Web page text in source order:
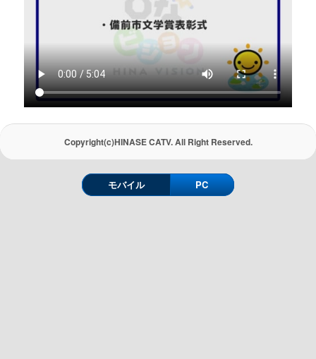
Copyright(c)HINASE CATV. All Right Reserved.
モバイル PC